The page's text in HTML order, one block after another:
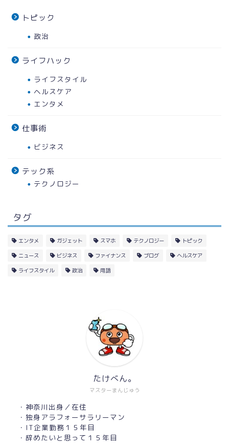
トピック
政治
ライフハック
ライフスタイル
ヘルスケア
エンタメ
仕事術
ビジネス
テック系
テクノロジー
タグ
エンタメ ガジェット スマホ テクノロジー トピック
ニュース ビジネス ファイナンス ブログ ヘルスケア
ライフスタイル 政治 用語
マスターまんじゅう
たけべん。
・神奈川出身／在住
・独身アラフォーサラリーマン
・IT企業勤務１５年目
・辞めたいと思って１５年目